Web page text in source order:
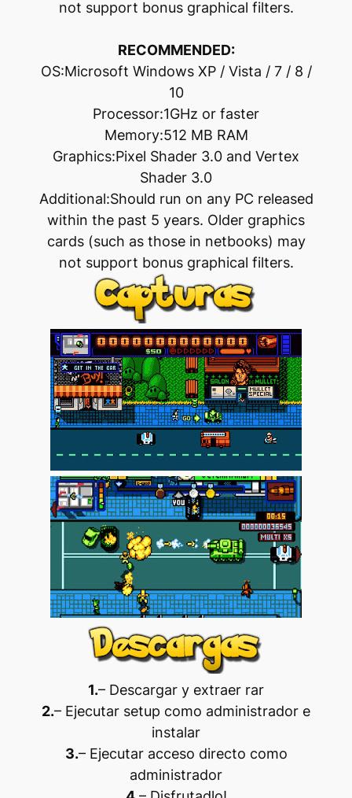
not support bonus graphical filters.
RECOMMENDED:
OS:Microsoft Windows XP / Vista / 7 / 8 /
10
Processor:1GHz or faster
Memory:512 MB RAM
Graphics:Pixel Shader 3.0 and Vertex
Shader 3.0
Additional:Should run on any PC released
within the past 5 years. Older graphics
cards (such as those in netbooks) may
not support bonus graphical filters.
1.– Descargar y extraer rar
2.– Ejecutar setup como administrador e
instalar
3.– Ejecutar acceso directo como
administrador